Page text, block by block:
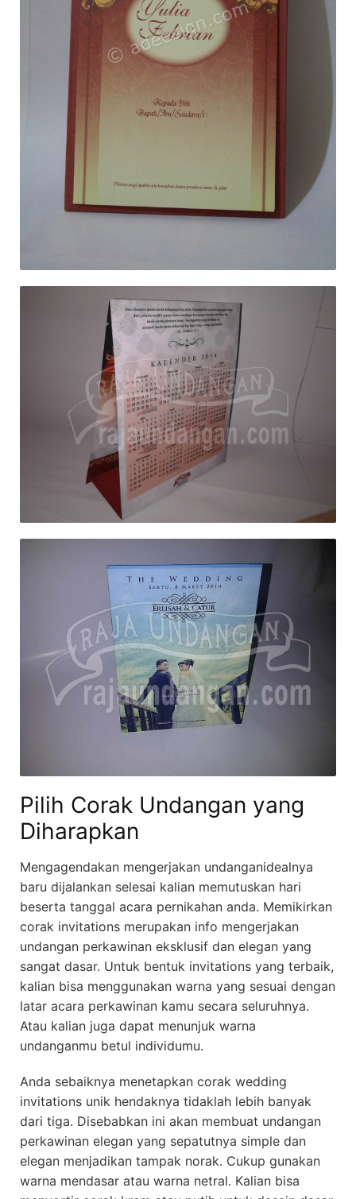
Pilih Corak Undangan yang
Diharapkan
Mengagendakan mengerjakan undanganidealnya
baru dijalankan selesai kalian memutuskan hari
beserta tanggal acara pernikahan anda. Memikirkan
corak invitations merupakan info mengerjakan
undangan perkawinan eksklusif dan elegan yang
sangat dasar. Untuk bentuk invitations yang terbaik,
kalian bisa menggunakan warna yang sesuai dengan
latar acara perkawinan kamu secara seluruhnya.
Atau kalian juga dapat menunjuk warna
undanganmu betul individumu.
Anda sebaiknya menetapkan corak wedding
invitations unik hendaknya tidaklah lebih banyak
dari tiga. Disebabkan ini akan membuat undangan
perkawinan elegan yang sepatutnya simple dan
elegan menjadikan tampak norak. Cukup gunakan
warna mendasar atau warna netral. Kalian bisa